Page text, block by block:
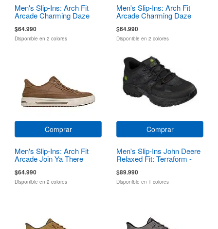
Men's Slip-Ins: Arch Fit
Arcade Charming Daze
$64.990
Disponible en 2 colores
Men's Slip-Ins: Arch Fit
Arcade Charming Daze
$64.990
Disponible en 2 colores
Comprar
Men's Slip-Ins: Arch Fit
Arcade Join Ya There
$64.990
Disponible en 2 colores
Comprar
Men's Slip-Ins John Deere
Relaxed Fit: Terraform -
$89.990
Disponible en 1 colores